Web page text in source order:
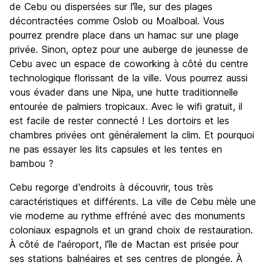
de Cebu ou dispersées sur l'île, sur des plages
décontractées comme Oslob ou Moalboal. Vous
pourrez prendre place dans un hamac sur une plage
privée. Sinon, optez pour une auberge de jeunesse de
Cebu avec un espace de coworking à côté du centre
technologique florissant de la ville. Vous pourrez aussi
vous évader dans une Nipa, une hutte traditionnelle
entourée de palmiers tropicaux. Avec le wifi gratuit, il
est facile de rester connecté ! Les dortoirs et les
chambres privées ont généralement la clim. Et pourquoi
ne pas essayer les lits capsules et les tentes en
bambou ?
Cebu regorge d'endroits à découvrir, tous très
caractéristiques et différents. La ville de Cebu mèle une
vie moderne au rythme effréné avec des monuments
coloniaux espagnols et un grand choix de restauration.
À côté de l'aéroport, l'île de Mactan est prisée pour
ses stations balnéaires et ses centres de plongée. À